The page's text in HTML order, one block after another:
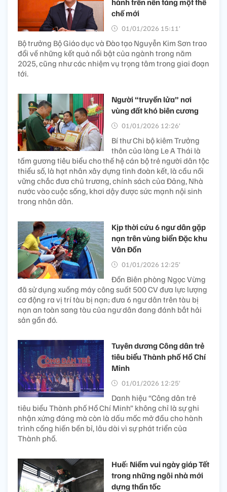
chế mới
01/01/2026 15:11’
Bộ trưởng Bộ Giáo dục và Đào tạo Nguyễn Kim Sơn trao
đổi về những kết quả nổi bật của ngành trong năm
2025, cũng như các nhiệm vụ trọng tâm trong giai đoạn
tới.
Người “truyền lửa” nơi
vùng đất khó biên cương
01/01/2026 12:26’
Bí thư Chi bộ kiêm Trưởng
thôn của làng Le A Thái là
tấm gương tiêu biểu cho thế hệ cán bộ trẻ người dân tộc
thiểu số, là hạt nhân xây dựng tình đoàn kết, là cầu nối
vững chắc đưa chủ trương, chính sách của Đảng, Nhà
nước vào cuộc sống, khơi dậy được sức mạnh nội sinh
trong nhân dân.
Kịp thời cứu 6 ngư dân gặp
nạn trên vùng biển Đặc khu
Vân Đồn
01/01/2026 12:25’
Đồn Biên phòng Ngọc Vừng
đã sử dụng xuồng máy công suất 500 CV đưa lực lượng
cơ động ra vị trí tàu bị nạn; đưa 6 ngư dân trên tàu bị
nạn an toàn sang tàu của ngư dân đang đánh bắt hải
sản gần đó.
Tuyên dương Công dân trẻ
tiêu biểu Thành phố Hồ Chí
Minh
01/01/2026 12:25’
Danh hiệu “Công dân trẻ
tiêu biểu Thành phố Hồ Chí Minh” không chỉ là sự ghi
nhận xứng đáng mà còn là dấu mốc mở đầu cho hành
trình cống hiến bền bỉ, lâu dài vì sự phát triển của
Thành phố.
Huế: Niềm vui ngày giáp Tết
trong những ngôi nhà mới
dựng thần tốc